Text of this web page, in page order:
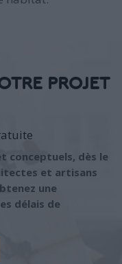
PROJET
conceptuels, dès le
et artisans
une
délais de